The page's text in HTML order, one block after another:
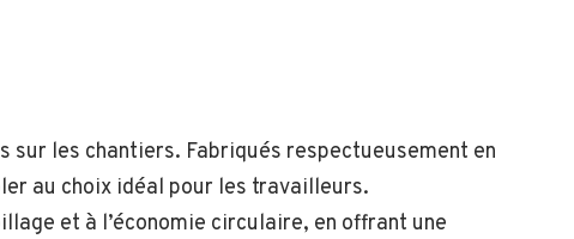
les chantiers. Fabriqués respectueusement en
au choix idéal pour les travailleurs.
et à l’économie circulaire, en offrant une